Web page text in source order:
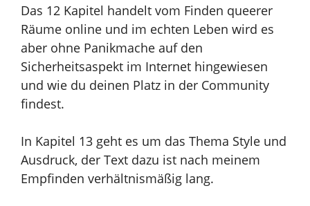
Das 12 Kapitel handelt vom Finden queerer
Räume online und im echten Leben wird es
aber ohne Panikmache auf den
Sicherheitsaspekt im Internet hingewiesen
und wie du deinen Platz in der Community
findest.
In Kapitel 13 geht es um das Thema Style und
Ausdruck, der Text dazu ist nach meinem
Empfinden verhältnismäßig lang.